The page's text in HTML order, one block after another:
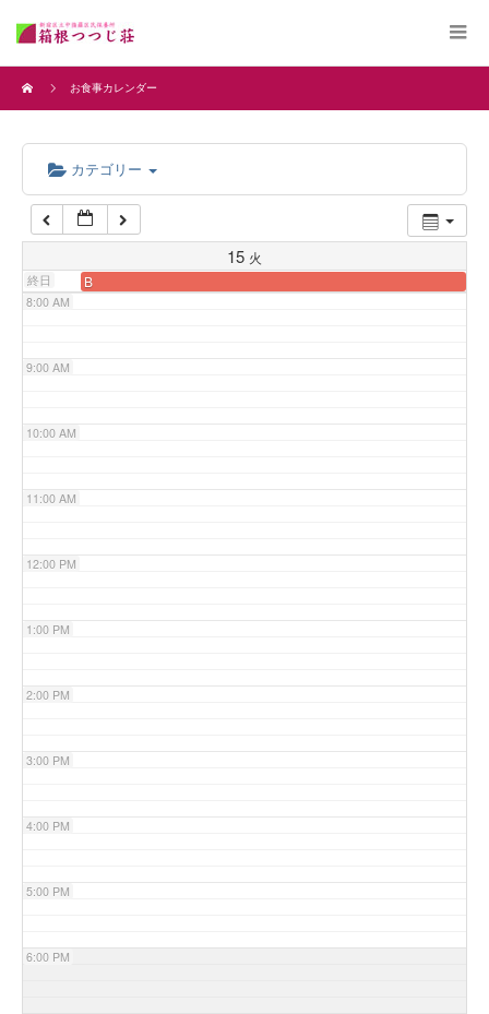
お食事カレンダー
カテゴリー
15 火
終日 B
4:00 AM
6:00 AM
7:00 AM
8:00 AM
9:00 AM
10:00 AM
11:00 AM
12:00 PM
1:00 PM
2:00 PM
3:00 PM
4:00 PM
5:00 PM
6:00 PM